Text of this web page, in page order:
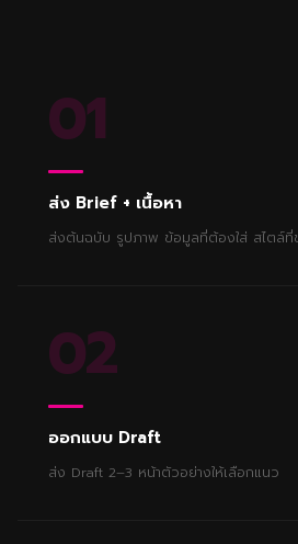
01
ส่ง Brief + เนื้อหา
ส่งต้นฉบับ รูปภาพ ข้อมูลที่ต้องใส่ สไตล์ที่
02
ออกแบบ Draft
ส่ง Draft 2–3 หน้าตัวอย่างให้เลือกแนว